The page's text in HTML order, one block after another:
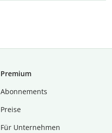
Premium
Abon­ne­ments
Preise
Für Unternehmen